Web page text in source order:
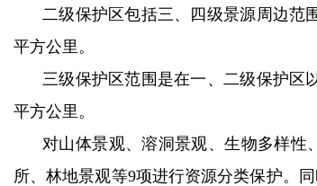
二级保护区包括三、四级景源周边范
平方公里。
三级保护区范围是在一、二级保护区
平方公里。
对山体景观、溶洞景观、生物多样性
所、林地景观等9项进行资源分类保护。